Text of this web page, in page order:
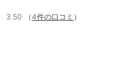
3.50
（4件の口コミ ）